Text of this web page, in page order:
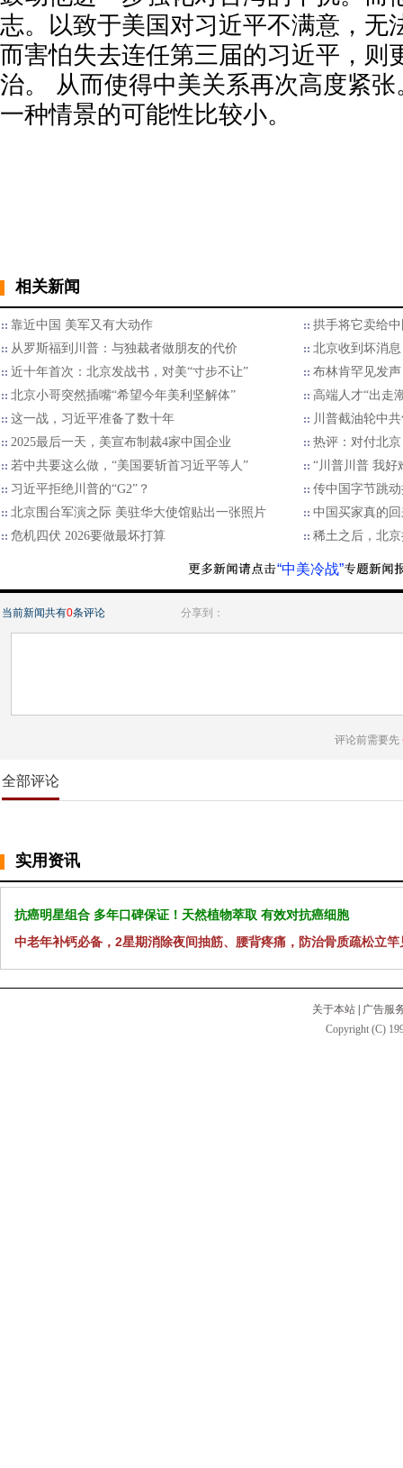
志。以致于美国对习近平不满意，无
而害怕失去连任第三届的习近平，则
治。 从而使得中美关系再次高度紧
一种情景的可能性比较小。
相关新闻
靠近中国 美军又有大动作
拱手将它卖给
从罗斯福到川普：与独裁者做朋友的代价
北京收到坏消
近十年首次：北京发战书，对美“寸步不让”
布林肯罕见发
北京小哥突然插嘴“希望今年美利坚解体”
高端人才“出走
这一战，习近平准备了数十年
川普截油轮中
2025最后一天，美宣布制裁4家中国企业
热评：对付北
若中共要这么做，“美国要斩首习近平等人”
“川普川普 我好
习近平拒绝川普的“G2”？
传中国字节跳
北京围台军演之际 美驻华大使馆贴出一张照片
中国买家真的
危机四伏 2026要做最坏打算
稀土之后，北
“中美冷战”
当前新闻共有0条评论 分享到：
评论前需要先
全部评论
实用资讯
抗癌明星组合 多年口碑保证！天然植物萃取 有效对抗癌细胞
中老年补钙必备，2星期消除夜间抽筋、腰背疼痛，防治骨质疏松立竿
关于本站
广告服
Copyright (C)